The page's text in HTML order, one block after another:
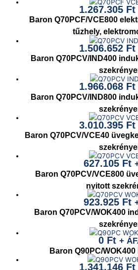
1.267.305 Ft
Baron Q70PCF/VCE800
tűzhely,
1.506.652 Ft
Baron Q70PCV/IND400
1.966.068 Ft
Baron Q70PCV/IND800
3.010.395 Ft
Baron Q70PCV/VCE40
627.105 Ft
Baron Q70PCV/VCE800
nyitott
923.925 Ft
Baron Q70PCV/WOK400
0 Ft +
Baron Q90PC/
1.341.146 Ft